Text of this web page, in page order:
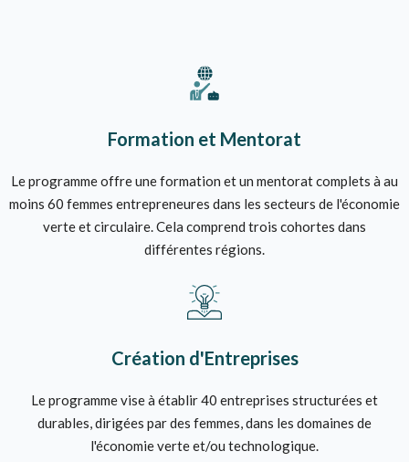
Formation et Mentorat
Le programme offre une formation et un mentorat complets à au
moins 60 femmes entrepreneures dans les secteurs de l'économie
verte et circulaire. Cela comprend trois cohortes dans
différentes régions.
Création d'Entreprises
Le programme vise à établir 40 entreprises structurées et
durables, dirigées par des femmes, dans les domaines de
l'économie verte et/ou technologique.